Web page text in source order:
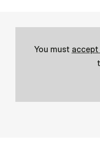
You must